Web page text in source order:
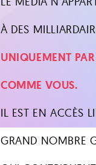
À DES
UNIQUEMENT
COMME VOUS.
IL EST EN ACCÈS
GRAND NOMBRE